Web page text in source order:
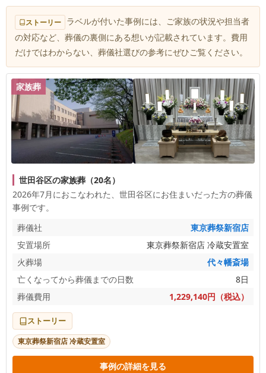
ストーリー ラベルが付いた事例には、ご家族の状況や担当者
の対応など、葬儀の裏側にある想いが記載されています。費用
だけではわからない、葬儀社選びの参考にぜひご覧ください。
家族葬
世田谷区の家族葬（20名）
2026年7月におこなわれた、 世田谷区にお住まいだった方の葬儀
事例です。
葬儀社
東京葬祭新宿店
安置場所
東京葬祭新宿店 冷蔵安置室
火葬場
代々幡斎場
亡くなってから葬儀までの日数
8日
葬儀費用
1,229,140円（税込）
ストーリー
東京葬祭新宿店 冷蔵安置室
事例の詳細を見る